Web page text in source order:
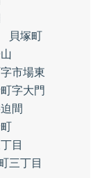
貝塚町
市場東
字大門
間
目
三丁目